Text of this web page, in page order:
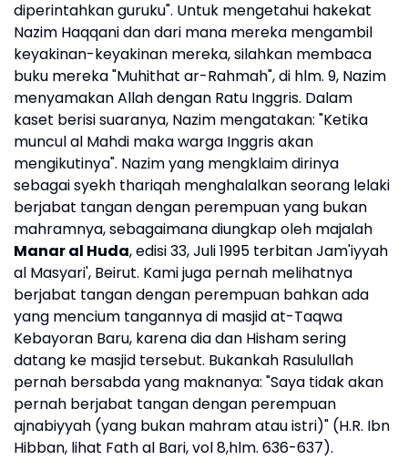
diperintahkan guruku". Untuk mengetahui hakekat
Nazim Haqqani dan dari mana mereka mengambil
keyakinan-keyakinan mereka, silahkan membaca
buku mereka "Muhithat ar-Rahmah", di hlm. 9, Nazim
menyamakan Allah dengan Ratu Inggris. Dalam
kaset berisi suaranya, Nazim mengatakan: "Ketika
muncul al Mahdi maka warga Inggris akan
mengikutinya". Nazim yang mengklaim dirinya
sebagai syekh thariqah menghalalkan seorang lelaki
berjabat tangan dengan perempuan yang bukan
mahramnya, sebagaimana diungkap oleh majalah
Manar al Huda, edisi 33, Juli 1995 terbitan Jam'iyyah
al Masyari', Beirut. Kami juga pernah melihatnya
berjabat tangan dengan perempuan bahkan ada
yang mencium tangannya di masjid at-Taqwa
Kebayoran Baru, karena dia dan Hisham sering
datang ke masjid tersebut. Bukankah Rasulullah
pernah bersabda yang maknanya: "Saya tidak akan
pernah berjabat tangan dengan perempuan
ajnabiyyah (yang bukan mahram atau istri)" (H.R. Ibn
Hibban, lihat Fath al Bari, vol 8,hlm. 636-637).